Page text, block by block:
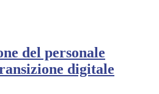
del personale
digitale